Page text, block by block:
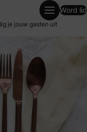
jouw gasten uit
Word lid
je jouw gasten uit